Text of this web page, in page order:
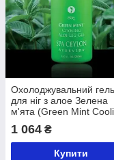
Охолоджувальний гель
для ніг з алое Зелена
м'ята (Green Mint
Aloe Leg Gel, Spa
250 мл
1 064 ₴
Купити